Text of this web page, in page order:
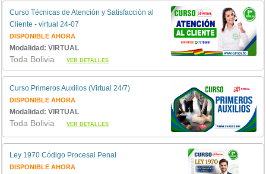
Curso Técnicas de Atención y Satisfacción al
Cliente - virtual 24-07
DISPONIBLE AHORA
Modalidad: VIRTUAL
Toda BoliviaVER DETALLES
Curso Primeros Auxilios (Virtual 24/7)
DISPONIBLE AHORA
Modalidad: VIRTUAL
Toda BoliviaVER DETALLES
Ley 1970 Código Procesal Penal
DISPONIBLE AHORA